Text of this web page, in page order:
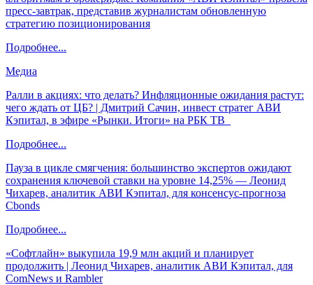
пресс-завтрак, представив журналистам обновленную
стратегию позиционирования
Подробнее...
Медиа
Ралли в акциях: что делать? Инфляционные ожидания растут:
чего ждать от ЦБ? | Дмитрий Сачин, инвест стратег АВИ
Кэпитал, в эфире «Рынки. Итоги» на РБК ТВ
Подробнее...
Пауза в цикле смягчения: большинство экспертов ожидают
сохранения ключевой ставки на уровне 14,25% — Леонид
Чихарев, аналитик АВИ Кэпитал, для консенсус-прогноза
Cbonds
Подробнее...
«Софтлайн» выкупила 19,9 млн акций и планирует
продолжить | Леонид Чихарев, аналитик АВИ Кэпитал, для
ComNews и Rambler